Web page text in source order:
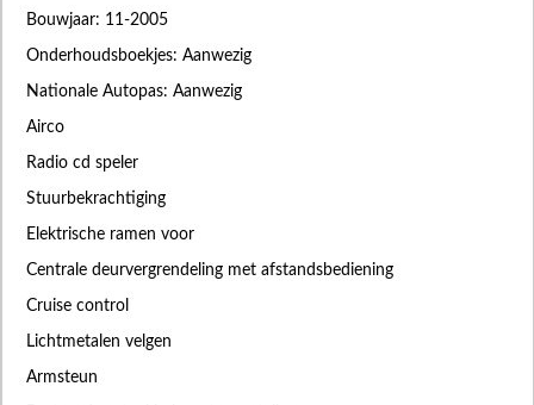
Bouwjaar: 11-2005
Onderhoudsboekjes: Aanwezig
Nationale Autopas: Aanwezig
Airco
Radio cd speler
Stuurbekrachtiging
Elektrische ramen voor
Centrale deurvergrendeling met afstandsbediening
Cruise control
Lichtmetalen velgen
Armsteun